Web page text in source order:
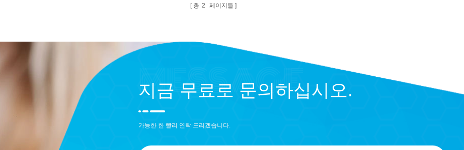
총 2 페이지들
지금 무료로 문의하십시오.
가능한 한 빨리 연락 드리겠습니다.